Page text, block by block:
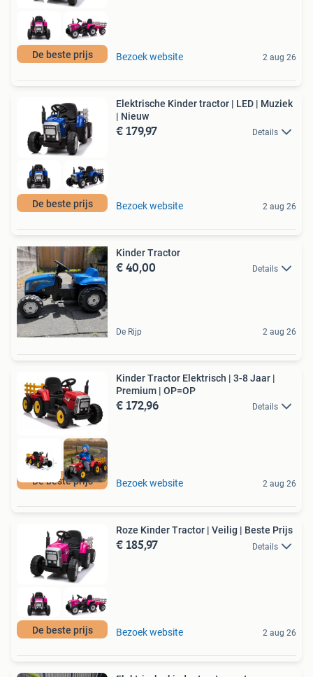
De beste prijs Bezoek website 2 aug 26
De beste prijs
Elektrische Kinder tractor | LED | Muziek
| Nieuw
€ 179,97 Details
Bezoek website 2 aug 26
Kinder Tractor
€ 40,00 Details
De Rijp 2 aug 26
De beste prijs
Kinder Tractor Elektrisch | 3-8 Jaar |
Premium | OP=OP
€ 172,96 Details
Bezoek website 2 aug 26
De beste prijs
Roze Kinder Tractor | Veilig | Beste Prijs
€ 185,97 Details
Bezoek website 2 aug 26